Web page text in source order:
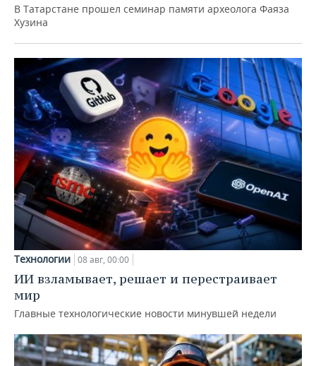
В Татарстане прошел семинар памяти археолога Фаяза
Хузина
Технологии 08 авг, 00:00
ИИ взламывает, решает и перестраивает
мир
Главные технологические новости минувшей недели